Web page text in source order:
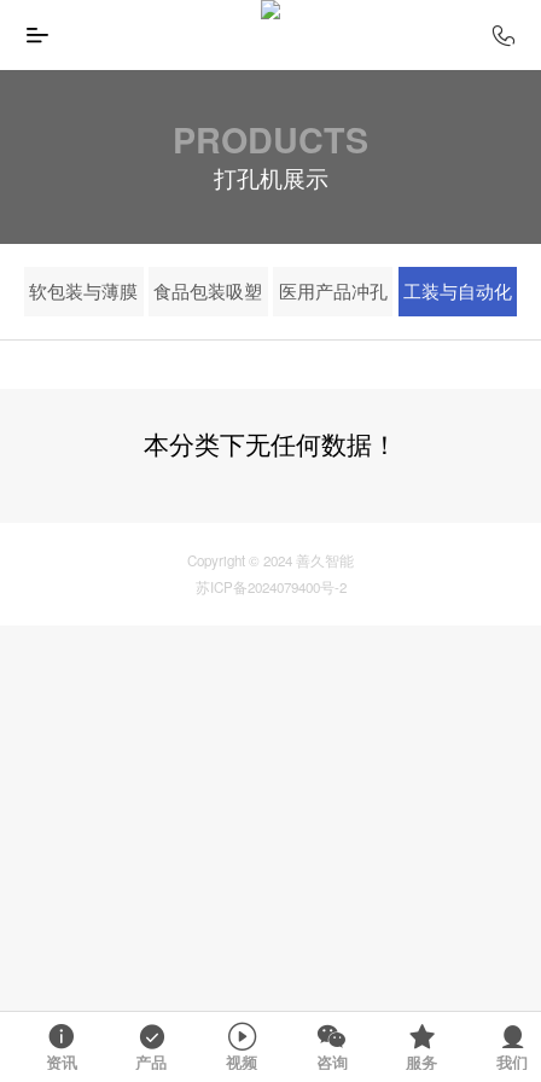
PRODUCTS
打孔机展示
软包装与薄膜 食品包装吸塑 医用产品冲孔 工装与自动化
本分类下无任何数据！
Copyright © 2024 善久智能
苏ICP备2024079400号-2
资讯 产品 视频 咨询 服务 我们